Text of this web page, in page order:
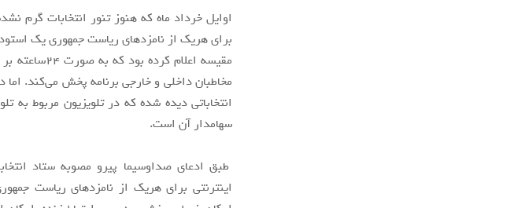
اوایل خرداد ماه که هنوز تنور انتخابات گرم
برای هریک از نامزدهای ریاست جمهوری یک
مقیسه اعلام
مخاطبان داخلی و خارجی برنامه پخش می‌کند. اما
انتخاباتی دیده شده که در تلویزیون مربوط
سهامدار آن است.
طبق ادعای صداوسیما پیرو مصوبه ستاد